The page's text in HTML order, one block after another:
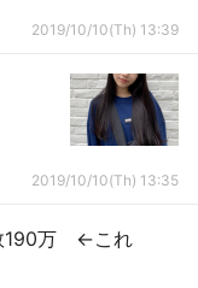
2019/10/10(Th) 13:39
2019/10/10(Th) 13:35
190万 ←これ